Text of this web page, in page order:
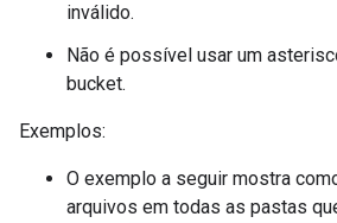
inválido.
Não é possível usar um
bucket.
Exemplos:
O exemplo a seguir mostra
arquivos em todas as pastas